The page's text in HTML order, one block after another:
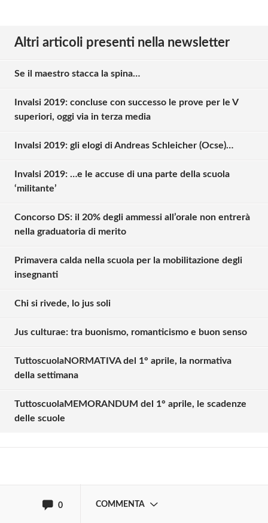
Altri articoli presenti nella newsletter
Se il maestro stacca la spina…
Invalsi 2019: concluse con successo le prove per le V
superiori, oggi via in terza media
Invalsi 2019: gli elogi di Andreas Schleicher (Ocse)…
Invalsi 2019: …e le accuse di una parte della scuola
‘militante’
Concorso DS: il 20% degli ammessi all’orale non entrerà
nella graduatoria di merito
Primavera calda nella scuola per la mobilitazione degli
insegnanti
Chi si rivede, lo jus soli
Jus culturae: tra buonismo, romanticismo e buon senso
TuttoscuolaNORMATIVA del 1° aprile, la normativa
della settimana
TuttoscuolaMEMORANDUM del 1° aprile, le scadenze
delle scuole
0 COMMENTA
Solo gli utenti registrati possono
Effettua il